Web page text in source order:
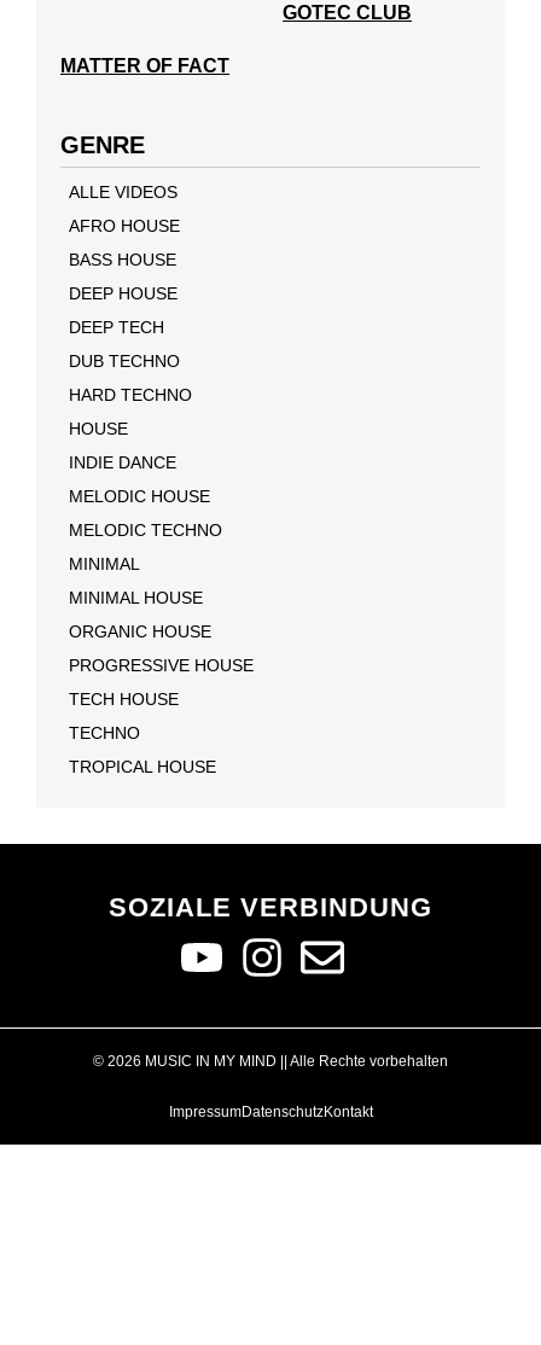
MATTER OF FACT
GOTEC CLUB
GENRE
ALLE VIDEOS
AFRO HOUSE
BASS HOUSE
DEEP HOUSE
DEEP TECH
DUB TECHNO
HARD TECHNO
HOUSE
INDIE DANCE
MELODIC HOUSE
MELODIC TECHNO
MINIMAL
MINIMAL HOUSE
ORGANIC HOUSE
PROGRESSIVE HOUSE
TECH HOUSE
TECHNO
TROPICAL HOUSE
SOZIALE VERBINDUNG
© 2026 MUSIC IN MY MIND || Alle Rechte vorbehalten
ImpressumDatenschutzKontakt